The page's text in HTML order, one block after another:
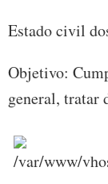
Estado civil
Objetivo:
general, tratar